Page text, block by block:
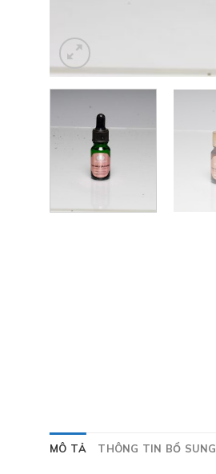
MÔ TẢ THÔNG TIN BỔ SUNG